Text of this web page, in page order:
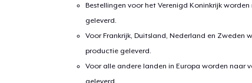
Bestellingen voor het Verenigd Koninkrijk
geleverd.
Voor Frankrijk, Duitsland, Nederland en Zweden
productie geleverd.
Voor alle andere landen in Europa worden naar
geleverd.